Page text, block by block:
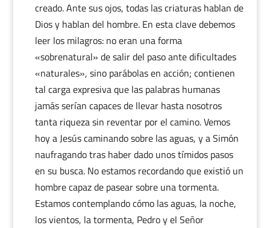
creado. Ante sus ojos, todas las criaturas hablan de
Dios y hablan del hombre. En esta clave debemos
leer los milagros: no eran una forma
«sobrenatural» de salir del paso ante dificultades
«naturales», sino parábolas en acción; contienen
tal carga expresiva que las palabras humanas
jamás serían capaces de llevar hasta nosotros
tanta riqueza sin reventar por el camino. Vemos
hoy a Jesús caminando sobre las aguas, y a Simón
naufragando tras haber dado unos tímidos pasos
en su busca. No estamos recordando que existió un
hombre capaz de pasear sobre una tormenta.
Estamos contemplando cómo las aguas, la noche,
los vientos, la tormenta, Pedro y el Señor